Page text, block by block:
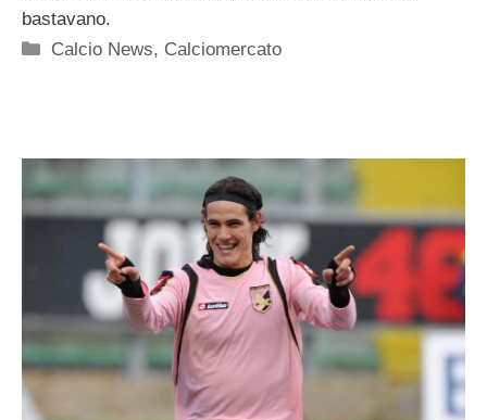
bastavano.
Categorie
Calcio News, Calciomercato